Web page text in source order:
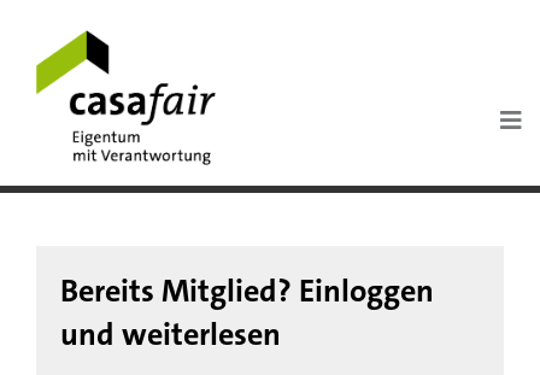
Bereits Mitglied? Einloggen
und weiterlesen